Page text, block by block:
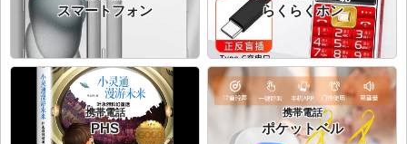
スマートフォン らくらくホン
携帯電話
PHS
携帯電話
ポケットベル